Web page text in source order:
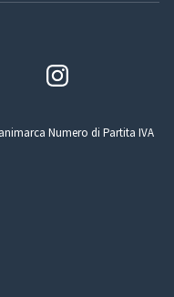
Numero di Partita IVA